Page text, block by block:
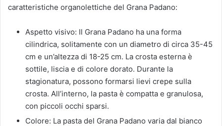
caratteristiche organolettiche del Grana Padano:
Aspetto visivo: Il Grana Padano ha una forma
cilindrica, solitamente con un diametro di circa 35-45
cm e un’altezza di 18-25 cm. La crosta esterna è
sottile, liscia e di colore dorato. Durante la
stagionatura, possono formarsi lievi crepe sulla
crosta. All’interno, la pasta è compatta e granulosa,
con piccoli occhi sparsi.
Colore: La pasta del Grana Padano varia dal bianco